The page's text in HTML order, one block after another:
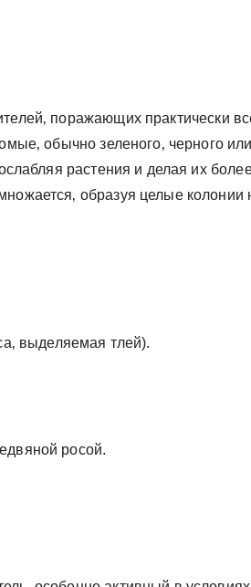
поражающих практически
обычно зеленого‚ черного
растения и делая их
образуя целые
выделяемая тлей).
росой.